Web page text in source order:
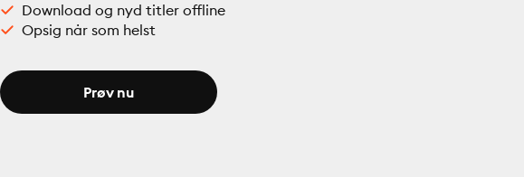
Download og nyd titler offline
Opsig når som helst
Prøv nu